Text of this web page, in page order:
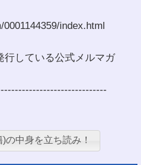
index.html
している公式メルマガ
の中身を立ち読み！